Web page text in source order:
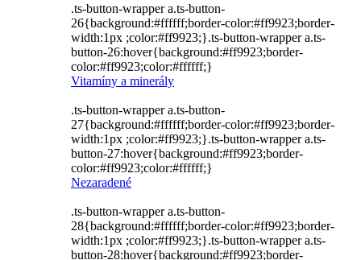
.ts-button-wrapper a.ts-button-
26{background:#ffffff;border-color:#ff9923;border-
width:1px ;color:#ff9923;}.ts-button-wrapper a.ts-
button-26:hover{background:#ff9923;border-
color:#ff9923;color:#ffffff;}
Vitamíny a minerály
.ts-button-wrapper a.ts-button-
27{background:#ffffff;border-color:#ff9923;border-
width:1px ;color:#ff9923;}.ts-button-wrapper a.ts-
button-27:hover{background:#ff9923;border-
color:#ff9923;color:#ffffff;}
Nezaradené
.ts-button-wrapper a.ts-button-
28{background:#ffffff;border-color:#ff9923;border-
width:1px ;color:#ff9923;}.ts-button-wrapper a.ts-
button-28:hover{background:#ff9923;border-